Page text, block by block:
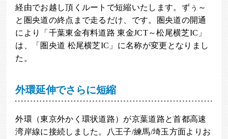
経由でお越し頂くルートで短縮いたします。ずぅ～
と圏央道の終点まで走るだけ、です。圏央道の開通
により「千葉東金有料道路 東金JCT～松尾横芝IC」
は、「圏央道 松尾横芝IC」に名称が変更となりまし
た。
外環延伸でさらに短縮
外環（東京外かく環状道路）が京葉道路と首都高速
湾岸線に接続しました。八王子/練馬/埼玉方面よりお